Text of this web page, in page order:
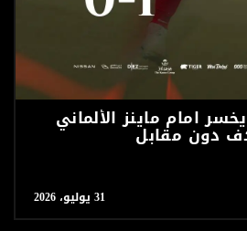
امام ماينز الألماني
دون مقابل
31 يوليو، 2026